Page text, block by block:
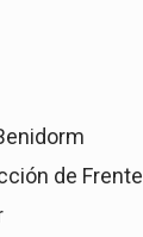
de Frente